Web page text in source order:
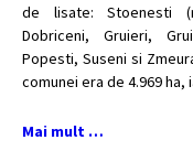
de lisate: Stoenesti
Dobriceni, Gruieri,
Popesti, Suseni si
comunei era de 4.969
Mai mult …